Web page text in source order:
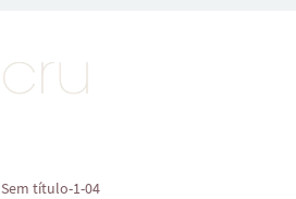
Sem título-1-04